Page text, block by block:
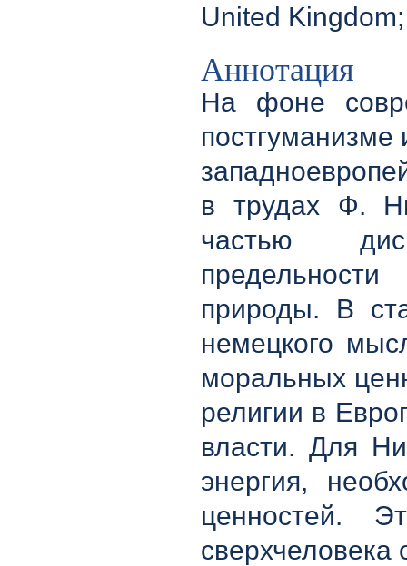
United
Аннотация
На фоне
постгуманизме
в трудах Ф.
частью
природы. В
немецкого
моральных
религии в
власти. Для
энергия,
ценностей.